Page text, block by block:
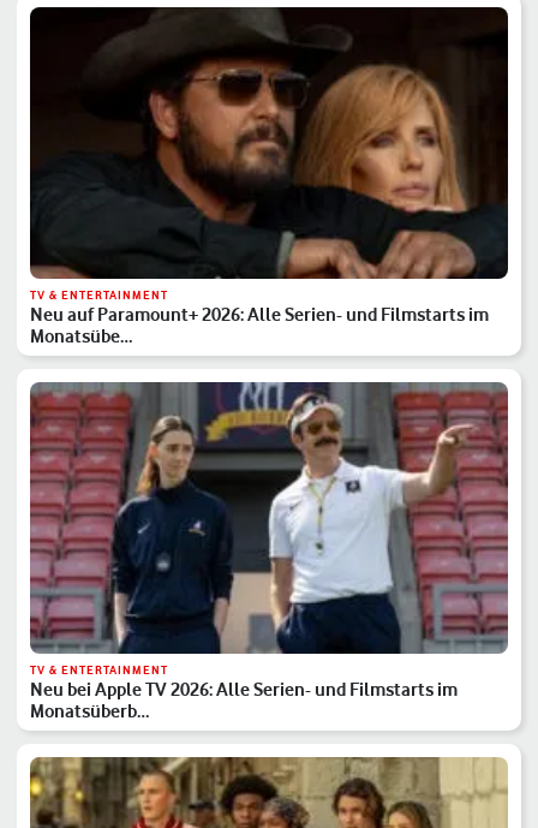
TV & ENTERTAINMENT
Neu auf Paramount+ 2026: Alle Serien- und Filmstarts im
Monatsübe…
TV & ENTERTAINMENT
Neu bei Apple TV 2026: Alle Serien- und Filmstarts im
Monatsüberb…